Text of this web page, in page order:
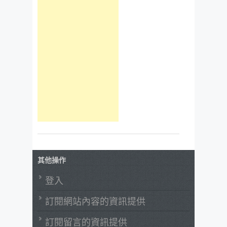
其他操作
登入
訂閱網站內容的資訊提供
訂閱留言的資訊提供